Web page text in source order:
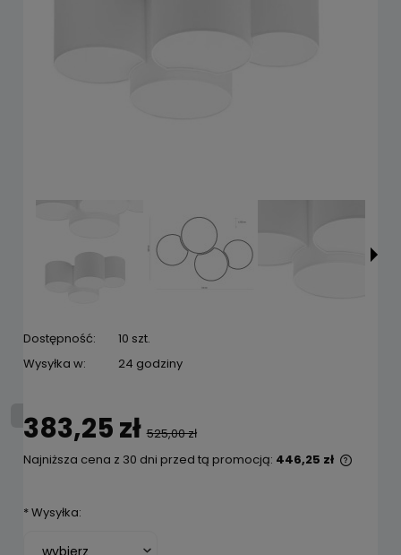
Dostępność:
10 szt.
Wysyłka w:
24 godziny
383,25 zł 525,00 zł
Najniższa cena z 30 dni przed tą promocją: 446,25 zł
*Wysyłka: